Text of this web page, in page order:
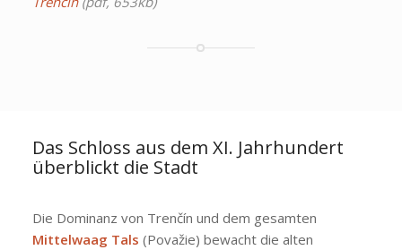
Das Schloss aus dem XI. Jahrhundert
überblickt die Stadt
Die Dominanz von Trenčín und dem gesamten
Mittelwaag Tals (Považie) bewacht die alten